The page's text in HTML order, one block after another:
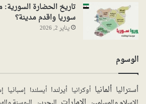
تاريخ الحضارة
سوريا واقدم مدينة؟
يناير 2, 2026
الوسوم
أستراليا ألمانيا أوكرانيا أيرلندا أيسلندا إسبانيا